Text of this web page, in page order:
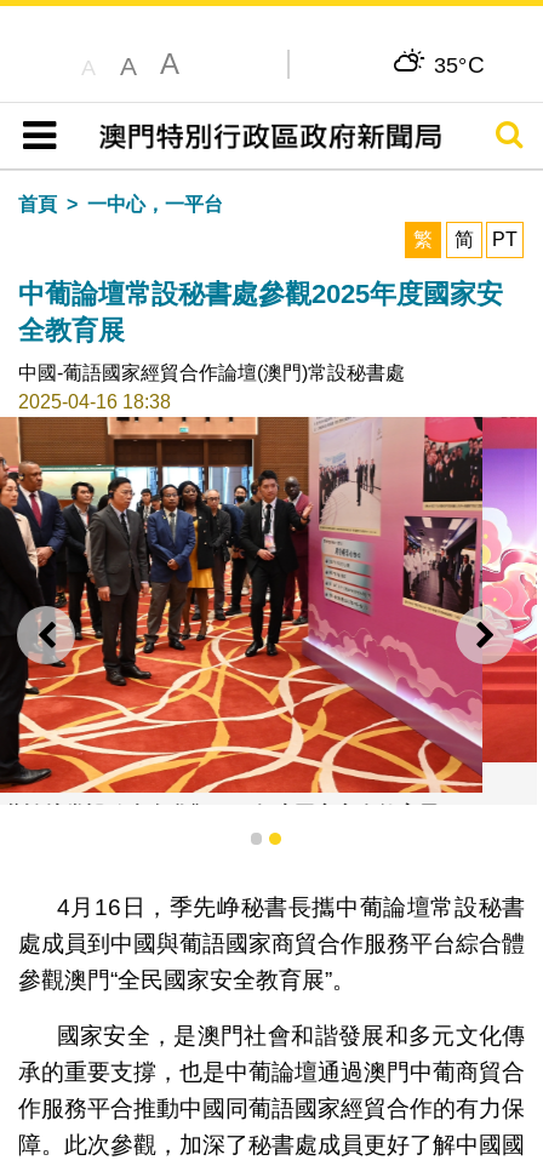
A A A 35°C
目錄
搜尋
首頁
一中心，一平台
繁
简 PT
中葡論壇常設秘書處參觀2025年度國家安
全教育展
中國-葡語國家經貿合作論壇(澳門)常設秘書處
2025-04-16 18:38
上一則 下一
合影
1 2
4月16日，季先峥秘書長攜中葡論壇常設秘書
處成員到中國與葡語國家商貿合作服務平台綜合體
參觀澳門“全民國家安全教育展”。
國家安全，是澳門社會和諧發展和多元文化傳
承的重要支撐，也是中葡論壇通過澳門中葡商貿合
作服務平合推動中國同葡語國家經貿合作的有力保
障。此次參觀，加深了秘書處成員更好了解中國國